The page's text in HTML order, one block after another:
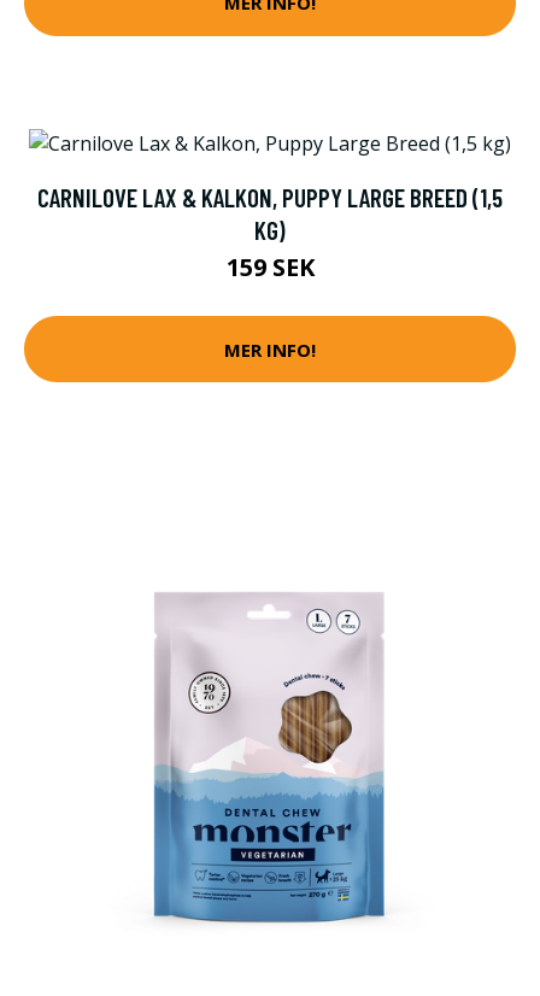
CARNILOVE LAX & KALKON, PUPPY LARGE BREED (1,5
KG)
159 SEK
MER INFO!